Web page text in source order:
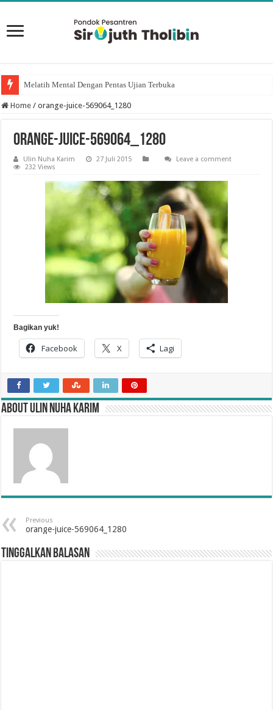
Melatih Mental Dengan Pentas Ujian Terbuka
Home / orange-juice-569064_1280
orange-juice-569064_1280
Ulin Nuha Karim 27 Juli 2015
Leave a comment
232 Views
Bagikan yuk!
Facebook X Lagi
About Ulin Nuha Karim
Previous
orange-juice-569064_1280
Tinggalkan Balasan